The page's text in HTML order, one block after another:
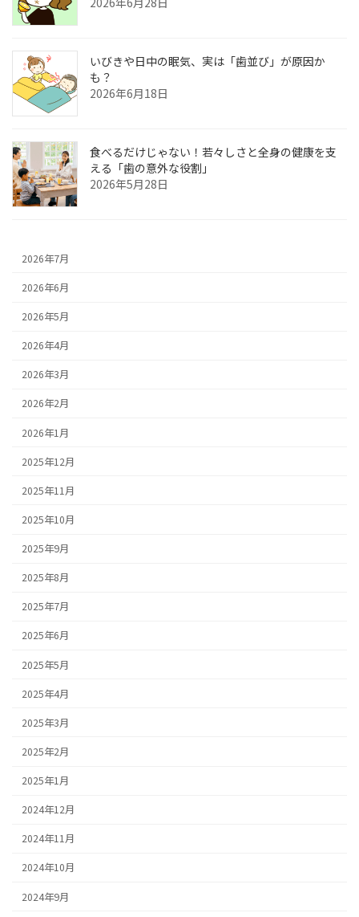
いびきや日中の眠気、実は「歯並び」が原因か
も？
2026年6月18日
食べるだけじゃない！若々しさと全身の健康を支
える「歯の意外な役割」
2026年5月28日
2026年7月
2026年6月
2026年5月
2026年4月
2026年3月
2026年2月
2026年1月
2025年12月
2025年11月
2025年10月
2025年9月
2025年8月
2025年7月
2025年6月
2025年5月
2025年4月
2025年3月
2025年2月
2025年1月
2024年12月
2024年11月
2024年10月
2024年9月